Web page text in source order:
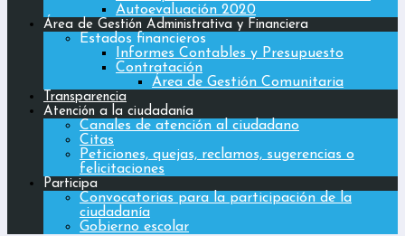
Autoevaluación 2020
Área de Gestión Administrativa y Financiera
Estados financieros
Informes Contables y Presupuesto
Contratación
Área de Gestión Comunitaria
Transparencia
Atención a la ciudadanía
Canales de atención al ciudadano
Citas
Peticiones, quejas, reclamos, sugerencias o
felicitaciones
Participa
Convocatorias para la participación de la
ciudadanía
Gobierno escolar